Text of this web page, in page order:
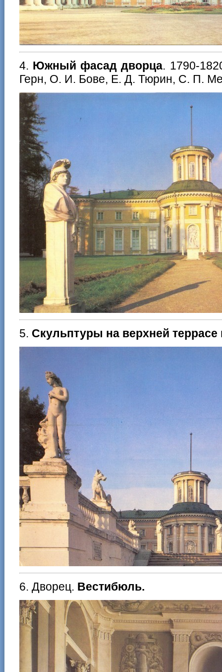
4. Южный фасад дворца. 1790-
Герн, О. И. Бове, Е. Д. Тюрин, С. П.
5. Скульптуры на верхней террасе
6. Дворец. Вестибюль.